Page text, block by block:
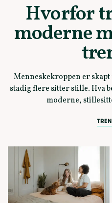
Hvorfor
moderne
Menneskekroppen er
stadig flere sitter stille. Hva
moderne,